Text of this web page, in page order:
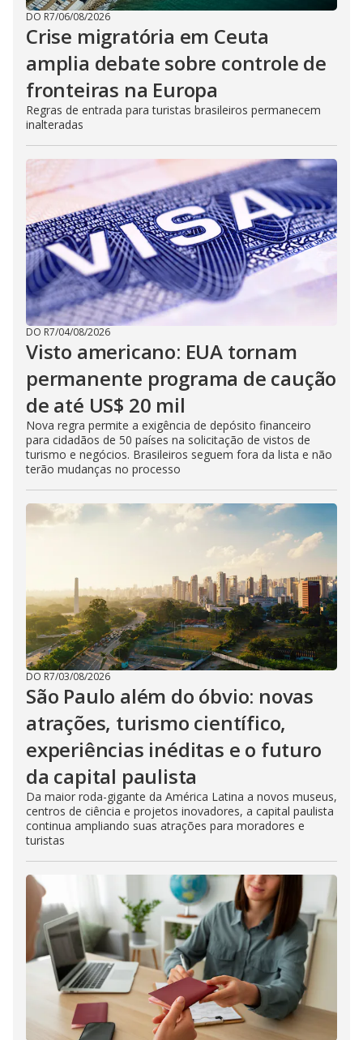
DO R7/06/08/2026
Crise migratória em Ceuta
amplia debate sobre controle de
fronteiras na Europa
Regras de entrada para turistas brasileiros permanecem
inalteradas
DO R7/04/08/2026
Visto americano: EUA tornam
permanente programa de caução
de até US$ 20 mil
Nova regra permite a exigência de depósito financeiro
para cidadãos de 50 países na solicitação de vistos de
turismo e negócios. Brasileiros seguem fora da lista e não
terão mudanças no processo
DO R7/03/08/2026
São Paulo além do óbvio: novas
atrações, turismo científico,
experiências inéditas e o futuro
da capital paulista
Da maior roda-gigante da América Latina a novos museus,
centros de ciência e projetos inovadores, a capital paulista
continua ampliando suas atrações para moradores e
turistas